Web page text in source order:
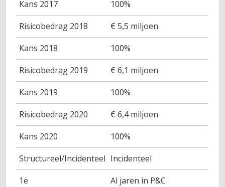
Kans 2017
100%
Risicobedrag 2018
€ 5,5 miljoen
Kans 2018
100%
Risicobedrag 2019
€ 6,1 miljoen
Kans 2019
100%
Risicobedrag 2020
€ 6,4 miljoen
Kans 2020
100%
Structureel/Incidenteel Incidenteel
1e
Al jaren in P&C